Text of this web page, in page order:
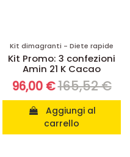
Kit dimagranti - Diete rapide
Kit Promo: 3 confezioni
Amin 21 K Cacao
96,00 €165,52 €
carrello